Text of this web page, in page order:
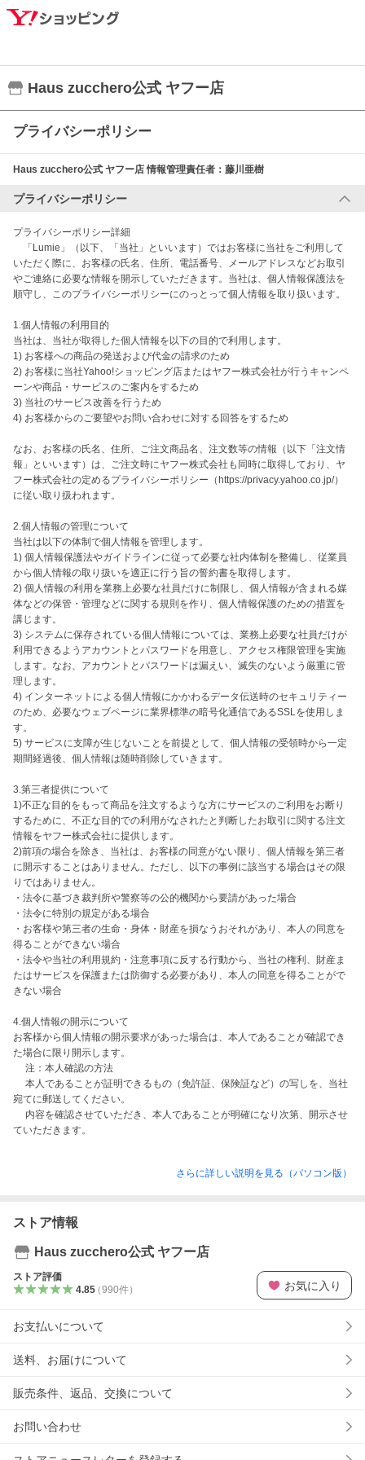
Haus zucchero公式 ヤフー店
プライバシーポリシー
Haus zucchero公式 ヤフー店情報管理責任者： 藤川亜樹
プライバシーポリシー
プライバシーポリシー詳細
「Lumie」（以下、「当社」といいます）ではお客様に当社をご利用して
いただく際に、お客様の氏名、住所、電話番号、メールアドレスなどお取引
やご連絡に必要な情報を開示していただきます。当社は、個人情報保護法を
順守し、このプライバシーポリシーにのっとって個人情報を取り扱います。
1.個人情報の利用目的
当社は、当社が取得した個人情報を以下の目的で利用します。
1) お客様への商品の発送および代金の請求のため
2) お客様に当社Yahoo!ショッピング店またはヤフー株式会社が行うキャンペ
ーンや商品・サービスのご案内をするため
3) 当社のサービス改善を行うため
4) お客様からのご要望やお問い合わせに対する回答をするため
なお、お客様の氏名、住所、ご注文商品名、注文数等の情報（以下「注文情
報」といいます）は、ご注文時にヤフー株式会社も同時に取得しており、ヤ
フー株式会社の定めるプライバシーポリシー（https://privacy.yahoo.co.jp/）
に従い取り扱われます。
2.個人情報の管理について
当社は以下の体制で個人情報を管理します。
1) 個人情報保護法やガイドラインに従って必要な社内体制を整備し、従業員
から個人情報の取り扱いを適正に行う旨の誓約書を取得します。
2) 個人情報の利用を業務上必要な社員だけに制限し、個人情報が含まれる媒
体などの保管・管理などに関する規則を作り、個人情報保護のための措置を
講じます。
3) システムに保存されている個人情報については、業務上必要な社員だけが
利用できるようアカウントとパスワードを用意し、アクセス権限管理を実施
します。なお、アカウントとパスワードは漏えい、滅失のないよう厳重に管
理します。
4) インターネットによる個人情報にかかわるデータ伝送時のセキュリティー
のため、必要なウェブページに業界標準の暗号化通信であるSSLを使用しま
す。
5) サービスに支障が生じないことを前提として、個人情報の受領時から一定
期間経過後、個人情報は随時削除していきます。
3.第三者提供について
1)不正な目的をもって商品を注文するような方にサービスのご利用をお断り
するために、不正な目的での利用がなされたと判断したお取引に関する注文
情報をヤフー株式会社に提供します。
2)前項の場合を除き、当社は、お客様の同意がない限り、個人情報を第三者
に開示することはありません。ただし、以下の事例に該当する場合はその限
りではありません。
・法令に基づき裁判所や警察等の公的機関から要請があった場合
・法令に特別の規定がある場合
・お客様や第三者の生命・身体・財産を損なうおそれがあり、本人の同意を
得ることができない場合
・法令や当社の利用規約・注意事項に反する行動から、当社の権利、財産ま
たはサービスを保護または防御する必要があり、本人の同意を得ることがで
きない場合
4.個人情報の開示について
お客様から個人情報の開示要求があった場合は、本人であることが確認でき
た場合に限り開示します。
注：本人確認の方法
本人であることが証明できるもの（免許証、保険証など）の写しを、当社
宛てに郵送してください。
内容を確認させていただき、本人であることが明確になり次第、開示させ
さらに詳しい説明を見る（パソコン版）
ストア情報
Haus zucchero公式 ヤフー店
ストア評価
4.85（990件） お気に入り
お支払いについて
送料、お届けについて
販売条件、返品、交換について
お問い合わせ